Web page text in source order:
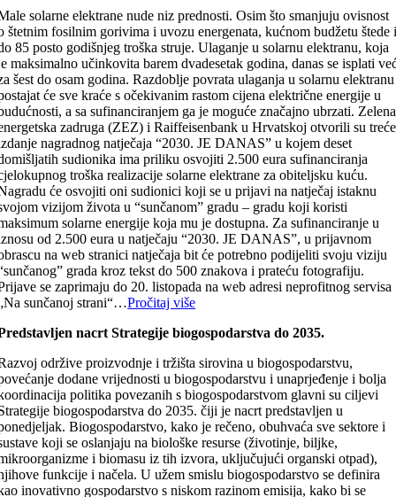
solarne elektrane nude niz prednosti. Osim što smanjuju ovisnost
štetnim fosilnim gorivima i uvozu energenata, kućnom budžetu štede
85 posto godišnjeg troška struje. Ulaganje u solarnu elektranu, koja
maksimalno učinkovita barem dvadesetak godina, danas se isplati
šest do osam godina. Razdoblje povrata ulaganja u solarnu elektranu
će sve kraće s očekivanim rastom cijena električne energije u
a sa sufinanciranjem ga je moguće značajno ubrzati. Zelena
zadruga (ZEZ) i Raiffeisenbank u Hrvatskoj otvorili su treće
nagradnog natječaja “2030. JE DANAS” u kojem deset
sudionika ima priliku osvojiti 2.500 eura sufinanciranja
troška realizacije solarne elektrane za obiteljsku kuću.
će osvojiti oni sudionici koji se u prijavi na natječaj istaknu
vizijom života u “sunčanom” gradu – gradu koji koristi
solarne energije koja mu je dostupna. Za sufinanciranje u
od 2.500 eura u natječaju “2030. JE DANAS”, u prijavnom
na web stranici natječaja bit će potrebno podijeliti svoju viziju
grada kroz tekst do 500 znakova i prateću fotografiju.
se zaprimaju do 20. listopada na web adresi neprofitnog servisa
sunčanoj strani“…Pročitaj više
nacrt Strategije biogospodarstva do 2035.
održive proizvodnje i tržišta sirovina u biogospodarstvu,
dodane vrijednosti u biogospodarstvu i unaprjeđenje i bolja
politika povezanih s biogospodarstvom glavni su ciljevi
biogospodarstva do 2035. čiji je nacrt predstavljen u
Biogospodarstvo, kako je rečeno, obuhvaća sve sektore i
koji se oslanjaju na biološke resurse (životinje, biljke,
i biomasu iz tih izvora, uključujući organski otpad),
funkcije i načela. U užem smislu biogospodarstvo se definira
inovativno gospodarstvo s niskom razinom emisija, kako bi se